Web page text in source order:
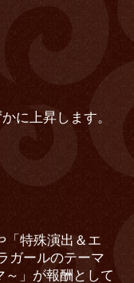
に上昇します。
「特殊演出＆エ
ガールのテーマ
」が報酬として